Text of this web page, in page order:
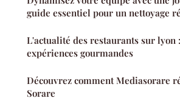
guide essentiel pour un nettoyage
L'actualité des restaurants sur lyon
expériences gourmandes
Découvrez comment Mediasorare
Sorare